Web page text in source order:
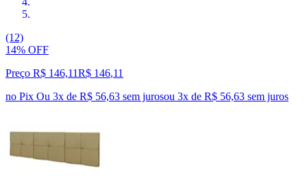
(12)
14% OFF
Preço R$ 146,11R$ 146,11
no Pix Ou 3x de R$ 56,63 sem jurosou 3x de R$ 56,63 sem juros